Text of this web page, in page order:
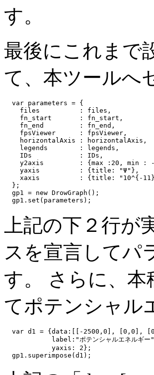
す。
最後にこれまで
て、本ツールへ
  var parameters = {
    files          : files,
    fn_start       : fn_start,
    fn_end         : fn_end,
    fpsViewer      : fpsViewer,
    horizontalAxis : horizontalAxis,
    legends        : legends,
    IDs            : IDs,
y2axis         : {max :20, min :
    yaxis          : {title: "Ψ"},
xaxis          : {title: "10^{-
  };
  gp1 = new DrowGraph();
上記の下２行
スを宣言してパ
す。 さらに、
てポテンシャル
var d1 = {data:[[-2500,0], [0,0],
label:"ポテンシャルエネルギー
            yaxis: 2};